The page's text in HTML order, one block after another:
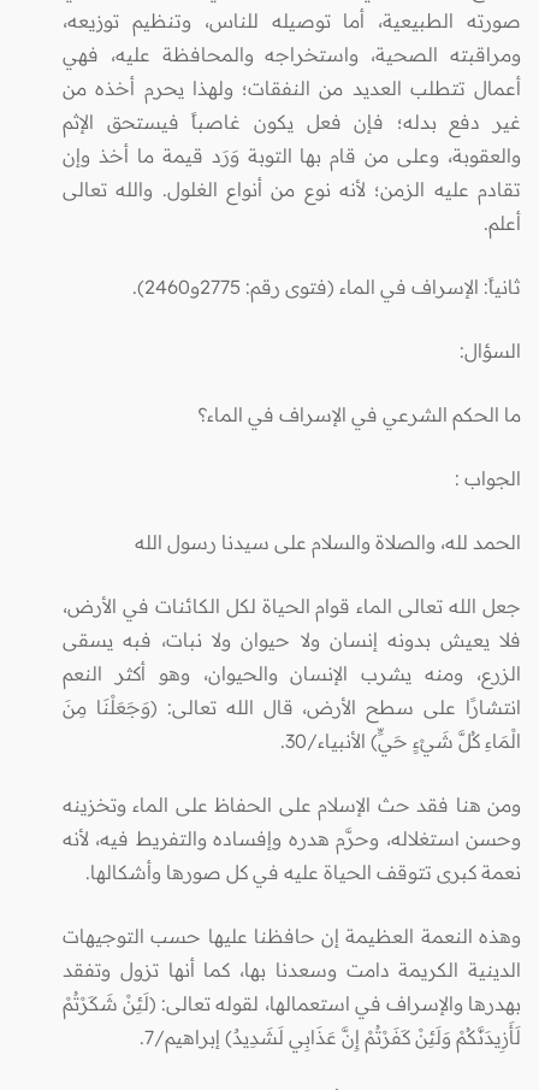
صورته الطبيعية، أما توصيله للناس، وتنظيم توزيعه،
ومراقبته الصحية، واستخراجه والمحافظة عليه، فهي
أعمال تتطلب العديد من النفقات؛ ولهذا يحرم أخذه من
غير دفع بدله؛ فإن فعل يكون غاصباً فيستحق الإثم
والعقوبة، وعلى من قام بها التوبة وَرَد قيمة ما أخذ وإن
تقادم عليه الزمن؛ لأنه نوع من أنواع الغلول. والله تعالى
أعلم.
ثانياً: الإسراف في الماء (فتوى رقم: 2775و2460).
السؤال:
ما الحكم الشرعي في الإسراف في الماء؟
الجواب :
الحمد لله، والصلاة والسلام على سيدنا رسول الله
جعل الله تعالى الماء قوام الحياة لكل الكائنات في الأرض،
فلا يعيش بدونه إنسان ولا حيوان ولا نبات، فبه يسقى
الزرع، ومنه يشرب الإنسان والحيوان، وهو أكثر النعم
انتشارًا على سطح الأرض، قال الله تعالى: (وَجَعَلْنَا مِنَ
الْمَاءِ كُلَّ شَيْءٍ حَيٍّ) الأنبياء/30.
ومن هنا فقد حث الإسلام على الحفاظ على الماء وتخزينه
وحسن استغلاله، وحرَّم هدره وإفساده والتفريط فيه، لأنه
نعمة كبرى تتوقف الحياة عليه في كل صورها وأشكالها.
وهذه النعمة العظيمة إن حافظنا عليها حسب التوجيهات
الدينية الكريمة دامت وسعدنا بها، كما أنها تزول وتفقد
بهدرها والإسراف في استعمالها، لقوله تعالى: (لَئِنْ شَكَرْتُمْ
لَأَزِيدَنَّكُمْ وَلَئِنْ كَفَرْتُمْ إِنَّ عَذَابِي لَشَدِيدٌ) إبراهيم/7.